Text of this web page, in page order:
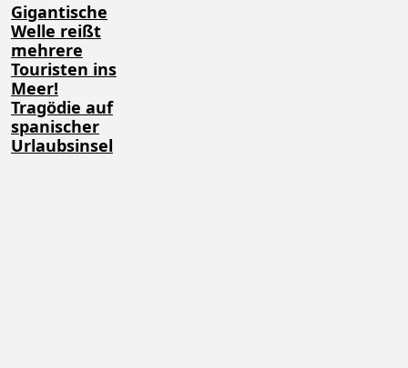
Gigantische
Welle reißt
mehrere
Touristen ins
Meer!
Tragödie auf
spanischer
Urlaubsinsel